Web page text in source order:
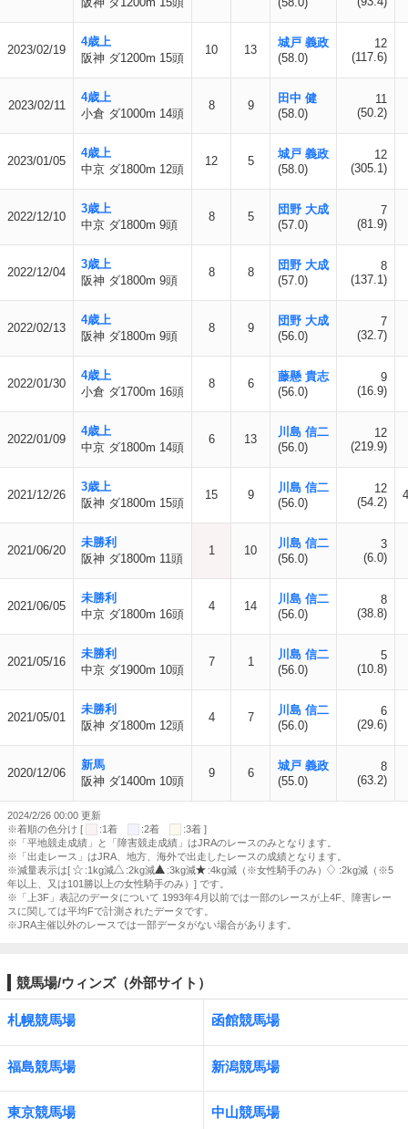
2023/02/19
4歳上
阪神 ダ1200m 15頭
10 13
城戸 義政
(58.0)
12
(117.6)
2023/02/11
4歳上
小倉 ダ1000m 14頭
8 9
田中 健
(58.0)
11
(50.2)
2023/01/05
4歳上
中京 ダ1800m 12頭
12 5
城戸 義政
(58.0)
12
(305.1)
2022/12/10
3歳上
中京 ダ1800m 9頭
8 5
団野 大成
(57.0)
7
(81.9)
2022/12/04
3歳上
阪神 ダ1800m 9頭
8 8
団野 大成
(57.0)
8
(137.1)
2022/02/13
4歳上
阪神 ダ1800m 9頭
8 9
団野 大成
(56.0)
7
(32.7)
2022/01/30
4歳上
小倉 ダ1700m 16頭
8 6
藤懸 貴志
(56.0)
9
(16.9)
2022/01/09
4歳上
中京 ダ1800m 14頭
6 13
川島 信二
(56.0)
12
(219.9)
2021/12/26
3歳上
阪神 ダ1800m 15頭
15 9
川島 信二
(56.0)
12
(54.2)
2021/06/20
未勝利
阪神 ダ1800m 11頭
1 10
川島 信二
(56.0)
3
(6.0)
2021/06/05
未勝利
中京 ダ1800m 16頭
4 14
川島 信二
(56.0)
8
(38.8)
2021/05/16
未勝利
中京 ダ1900m 10頭
7 1
川島 信二
(56.0)
5
(10.8)
2021/05/01
未勝利
阪神 ダ1800m 12頭
4 7
川島 信二
(56.0)
6
(29.6)
2020/12/06
新馬
阪神 ダ1400m 10頭
9 6
城戸 義政
(55.0)
8
(63.2)
2024/2/26 00:00 更新
※着順の色分け [
:1着 :2着
:3着 ]
※「平地競走成績」と「障害競走成績」はJRAのレースのみとなります。
※「出走レース」はJRA、地方、海外で出走したレースの成績となります。
※減量表示は[
:1kg減 :2kg減 :3kg減 :4kg減（※女性騎手のみ）
:2kg減（※5
年以上、又は101勝以上の女性騎手のみ）] です。
※「上3F」表記のデータについて 1993年4月以前では一部のレースが上4F、障害レー
スに関しては平均Fで計測されたデータです。
※JRA主催以外のレースでは一部データがない場合があります。
競馬場/ウィンズ（外部サイト）
札幌競馬場 函館競馬場
福島競馬場 新潟競馬場
東京競馬場 中山競馬場